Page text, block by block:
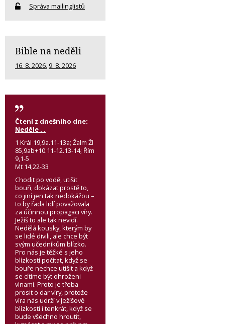
Správa mailinglistů
Bible na neděli
16. 8. 2026, 9. 8. 2026
Čtení z dnešního dne:
Neděle . .
1 Král 19,9a.11-13a; Žalm Žl
85,9ab+10.11-12.13-14; Řím
9,1-5
Mt 14,22-33
Chodit po vodě, utišit
bouři, dokázat prostě to,
co jiní jen tak nedokážou –
to by řada lidí považovala
za účinnou propagaci víry.
Ježíš to ale tak nevidí.
Nedělá kousky, kterým by
se lidé divili, ale chce být
svým učedníkům blízko.
Pro nás je těžké s jeho
blízkostí počítat, když se
bouře nechce utišit a když
se cítíme být ohroženi
vlnami. Proto je třeba
prosit o dar víry, protože
víra nás udrží v Ježíšově
blízkosti i tenkrát, když se
bude všechno hroutit,